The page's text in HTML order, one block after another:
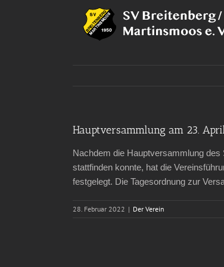
Hauptversammlung am 23.
Nachdem die Hauptversammlung
stattfinden konnte, hat die
festgelegt. Die Tagesordnung zur
28. Februar 2022 | Der Verein